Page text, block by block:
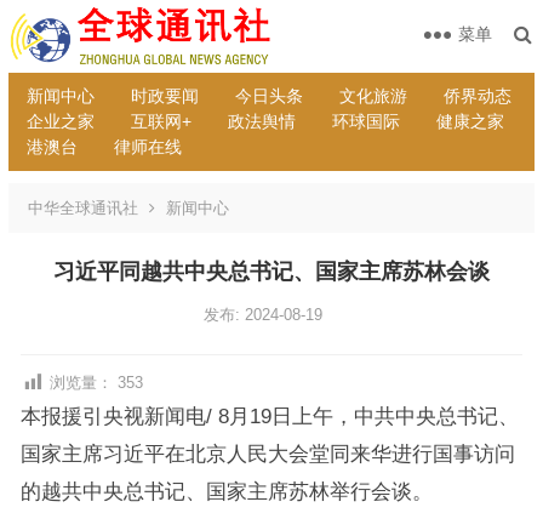
新闻中心 时政要闻 今日头条 文化旅游
侨界动态
企业之家
互联网+ 政法舆情 环球国际
健康之家
港澳台
律师在线
菜单
中华全球通讯社 新闻中心
习近平同越共中央总书记、国家主席苏林会谈
发布: 2024-08-19
浏览量： 353
本报援引央视新闻电/ 8月19日上午，中共中央总书记、
国家主席习近平在北京人民大会堂同来华进行国事访问
的越共中央总书记、国家主席苏林举行会谈。